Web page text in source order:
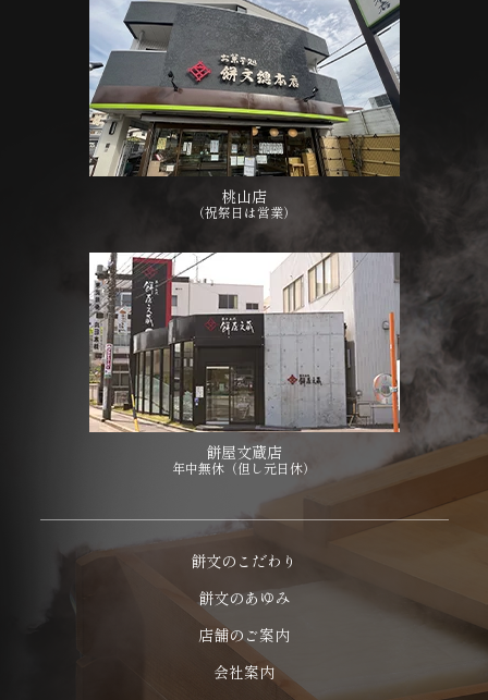
桃山店
（祝祭日は営業）
餅屋文蔵店
年中無休（但し元日休）
餅文のこだわり
餅文のあゆみ
店舗のご案内
会社案内